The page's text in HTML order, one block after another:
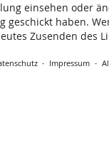
einsehen oder
haben.
Zusenden des
Impressum